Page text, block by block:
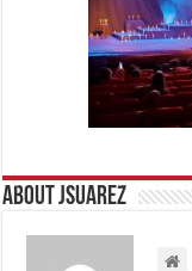
About Jsuarez